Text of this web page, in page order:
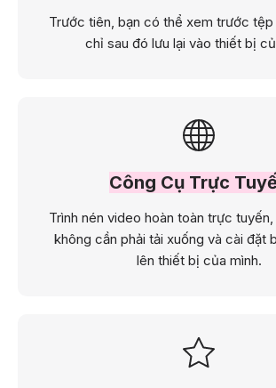
Trước tiên, bạn có thể xem trước tệp
chỉ sau đó lưu lại vào thiết bị
Công Cụ Trực
Trình nén video hoàn toàn trực tuyến,
không cần phải tải xuống và cài đặt
lên thiết bị của mình.